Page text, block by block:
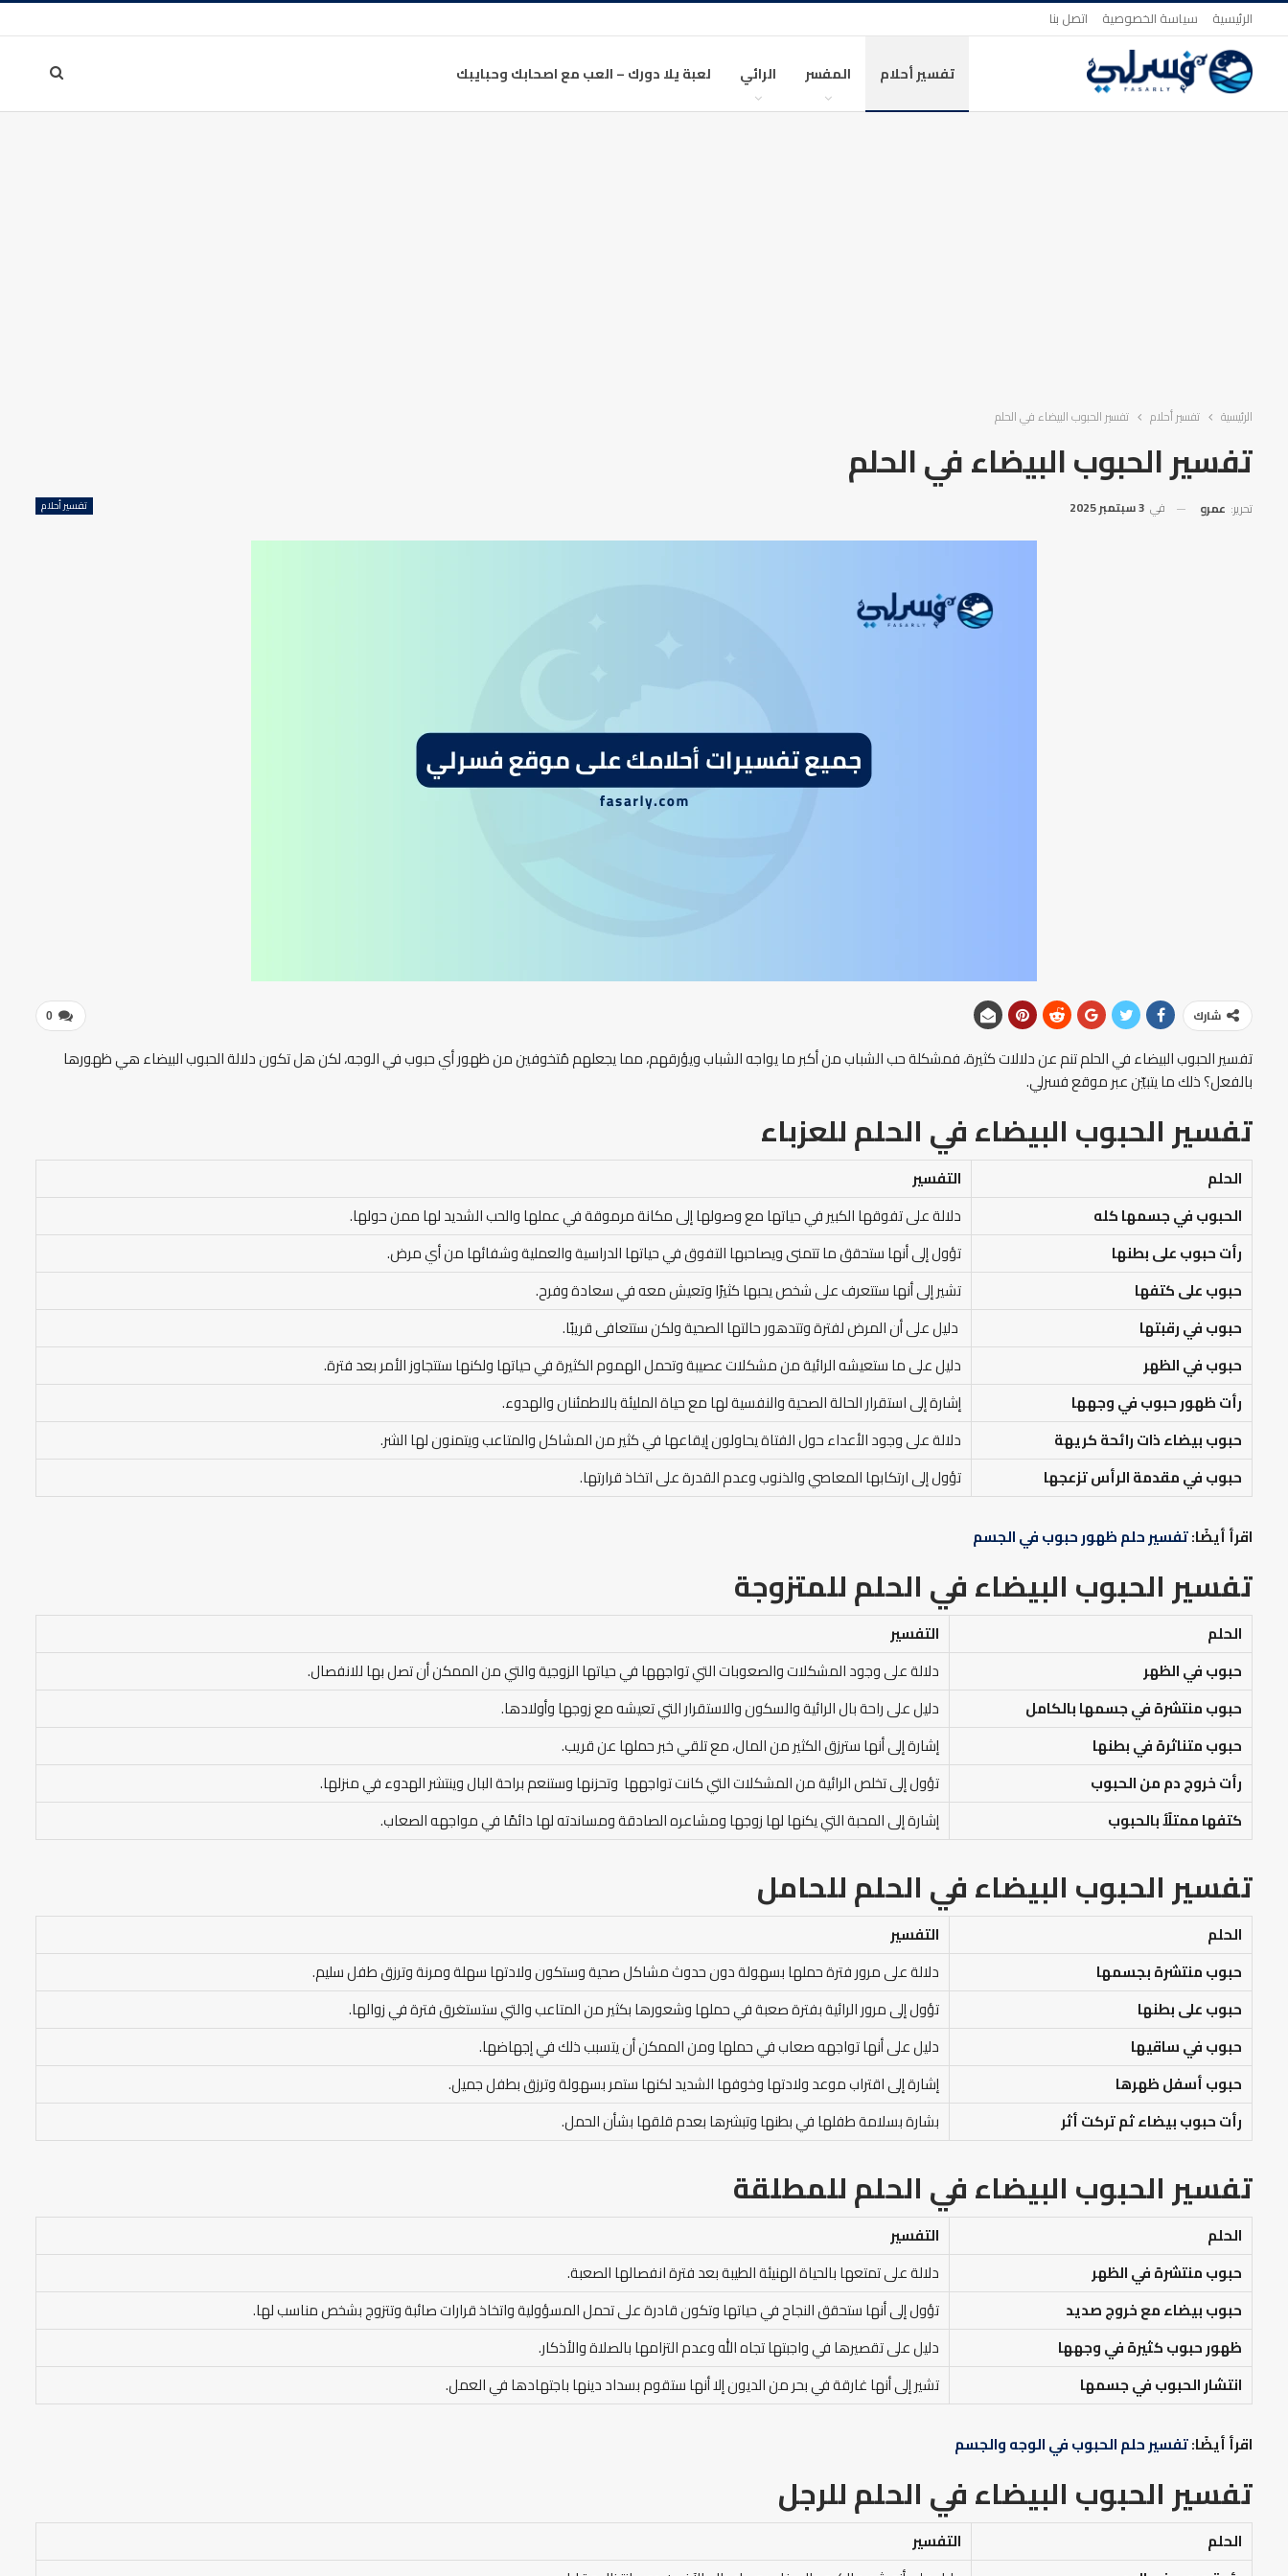
الرئيسية سياسة الخصوصية اتصل بنا
تفسير أحلام المفسر الرائي لعبة يلا دورك – العب مع اصحابك وحبايبك
الرئيسية تفسير أحلام تفسير الحبوب البيضاء في الحلم
تفسير الحبوب البيضاء في الحلم
تفسير أحلام تحرير: عمرو في 3 سبتمبر 2025
0 شارك
تفسير الحبوب البيضاء في الحلم تنم عن دلالات كثيرة، فمشكلة حب الشباب من أكبر ما يواجه الشباب ويؤرقهم، مما يجعلهم مُتخوفين من ظهور أي حبوب في الوجه، لكن هل تكون دلالة الحبوب البيضاء هي ظهورها
بالفعل؟ ذلك ما يتبيّن عبر موقع فسرلي.
تفسير الحبوب البيضاء في الحلمللعزباء
الحلم
التفسير
الحبوب في جسمها كله
دلالة على تفوقها الكبير في حياتها مع وصولها إلى مكانة مرموقة في عملها والحب الشديد لها ممن حولها.
رأت حبوب على بطنها
تؤول إلى أنها ستحقق ما تتمنى ويصاحبها التفوق في حياتها الدراسية والعملية وشفائها من أي مرض.
حبوب على كتفها
تشير إلى أنها ستتعرف على شخص يحبها كثيرًا وتعيش معه في سعادة وفرح.
حبوب في رقبتها
دليل على أن المرض لفترة وتتدهور حالتها الصحية ولكن ستتعافى قريبًا.
حبوب في الظهر
دليل على ما ستعيشه الرائية من مشكلات عصيبة وتحمل الهموم الكثيرة في حياتها ولكنها ستتجاوز الأمر بعد فترة.
رأت ظهور حبوب في وجهها
إشارة إلى استقرار الحالة الصحية والنفسية لها مع حياة المليئة بالاطمئنان والهدوء.
حبوب بيضاء ذات رائحة كريهة
دلالة على وجود الأعداء حول الفتاة يحاولون إيقاعها في كثير من المشاكل والمتاعب ويتمنون لها الشر.
حبوب في مقدمة الرأس تزعجها
تؤول إلى ارتكابها المعاصي والذنوب وعدم القدرة على اتخاذ قرارتها.
اقرأ أيضًا:تفسير حلم ظهور حبوب في الجسم
تفسير الحبوب البيضاء في الحلمللمتزوجة
الحلم
التفسير
حبوب في الظهر
دلالة على وجود المشكلات والصعوبات التي تواجهها في حياتها الزوجية والتي من الممكن أن تصل بها للانفصال.
حبوب منتشرة في جسمها بالكامل
دليل على راحة بال الرائية والسكون والاستقرار التي تعيشه مع زوجها وأولادها.
حبوب متناثرة في بطنها
إشارة إلى أنها سترزق الكثير من المال، مع تلقي خبر حملها عن قريب.
رأت خروج دم من الحبوب
تؤول إلى تخلص الرائية من المشكلات التي كانت تواجهها وتحزنها وستنعم براحة البال وينتشر الهدوء في منزلها.
كتفها ممتلًأ بالحبوب
إشارة إلى المحبة التي يكنها لها زوجها ومشاعره الصادقة ومساندته لها دائمًا في مواجهه الصعاب.
تفسير الحبوب البيضاء في الحلمللحامل
الحلم
التفسير
حبوب منتشرة بجسمها
دلالة على مرور فترة حملها بسهولة دون حدوث مشاكل صحية وستكون ولادتها سهلة ومرنة وترزق طفل سليم.
حبوب على بطنها
تؤول إلى مرور الرائية بفترة صعبة في حملها وشعورها بكثير من المتاعب والتي ستستغرق فترة في زوالها.
حبوب في ساقيها
دليل على أنها تواجهه صعاب في حملها ومن الممكن أن يتسبب ذلك في إجهاضها.
حبوب أسفل ظهرها
إشارة إلى اقتراب موعد ولادتها وخوفها الشديد لكنها ستمر بسهولة وترزق بطفل جميل.
رأت حبوب بيضاء ثم تركت أثر
بشارة بسلامة طفلها في بطنها وتبشرها بعدم قلقها بشأن الحمل.
تفسير الحبوب البيضاء في الحلمللمطلقة
الحلم
التفسير
حبوب منتشرة في الظهر
دلالة على تمتعها بالحياة الهنيئة الطيبة بعد فترة انفصالها الصعبة.
حبوب بيضاء مع خروج صديد
تؤول إلى أنها ستحقق النجاح في حياتها وتكون قادرة على تحمل المسؤولية واتخاذ قرارات صائبة وتتزوج بشخص مناسب لها.
ظهور حبوب كثيرة في وجهها
دليل على تقصيرها في واجبتها تجاه الله وعدم التزامها بالصلاة والأذكار.
انتشار الحبوب في جسمها
تشير إلى أنها غارقة في بحر من الديون إلا أنها ستقوم بسداد دينها باجتهادها في العمل.
اقرأ أيضًا:تفسير حلم الحبوب في الوجه والجسم
تفسير الحبوب البيضاء في الحلمللرجل
الحلم
التفسير